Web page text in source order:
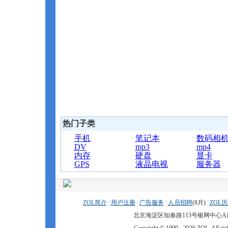
热门子类
手机
笔记本
数码相
DV
mp3
mp4
内存
硬盘
显卡
GPS
液晶电视 服务器
ZOL简介| 用户注册| 广告服务| 人员招聘(8月)| ZOL
北京海淀区知春路113号银网中心A